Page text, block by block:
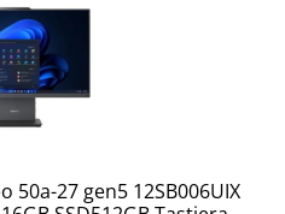
50a-27 gen5 12SB006UIX